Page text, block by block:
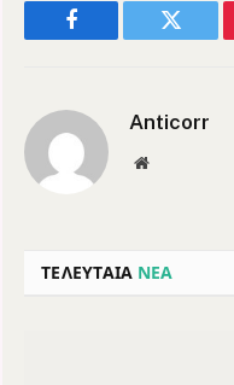
Facebook Twitter
Anticorr
Website
ΤΕΛΕΥΤΑΙΑ ΝΕΑ